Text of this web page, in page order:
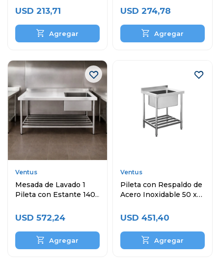
USD 213,71 USD 274,78
Ventus
Mesada de Lavado 1
Pileta con Estante 140
Inoxidable
USD 572,24
Ventus
Pileta con Respaldo de
Acero Inoxidable 50 x
USD 451,40